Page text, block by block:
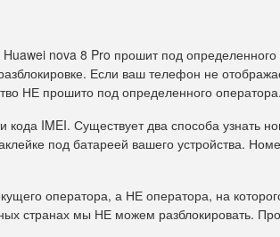
nova 8 Pro прошит под определенного
Если ваш телефон не
НЕ прошито под определенного оператора.
кода IMEI. Существует два способа
под батареей вашего устройства.
оператора, а НЕ оператора, на
странах мы НЕ можем разблокировать.